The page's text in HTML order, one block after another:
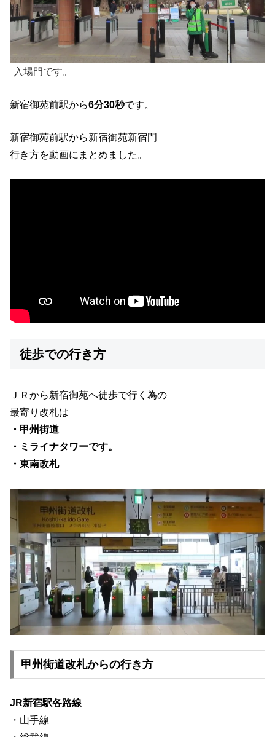
入場門です。
新宿御苑前駅から6分30秒です。
新宿御苑前駅から新宿御苑新宿門
行き方を動画にまとめました。
徒歩での行き方
ＪＲから新宿御苑へ徒歩で行く為の
最寄り改札は
・甲州街道
・ミライナタワーです。
・東南改札
甲州街道改札からの行き方
JR新宿駅各路線
・山手線